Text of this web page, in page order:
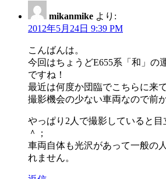
mikanmike より:
2012年5月24日 9:39 PM
こんばんは。
今回はちょうどE655系「和」の
ですね！
最近は何度か団臨でこちらに来
撮影機会の少ない車両なので前
やっぱり2人で撮影していると目
＾；
車両自体も光沢があって一般の
れません。